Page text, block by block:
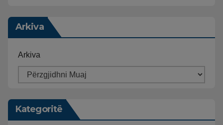
Arkiva
Arkiva
Kategoritë